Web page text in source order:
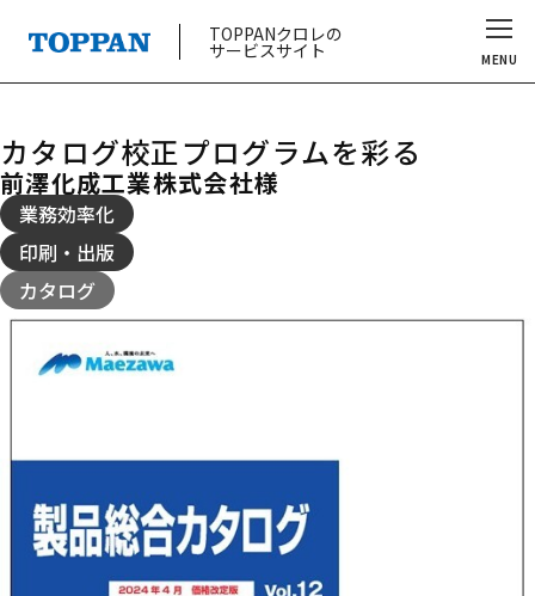
TOPPANクロレの
サービスサイト MENU
カタログ校正プログラムを彩る
前澤化成工業株式会社様
業務効率化
印刷・出版
カタログ